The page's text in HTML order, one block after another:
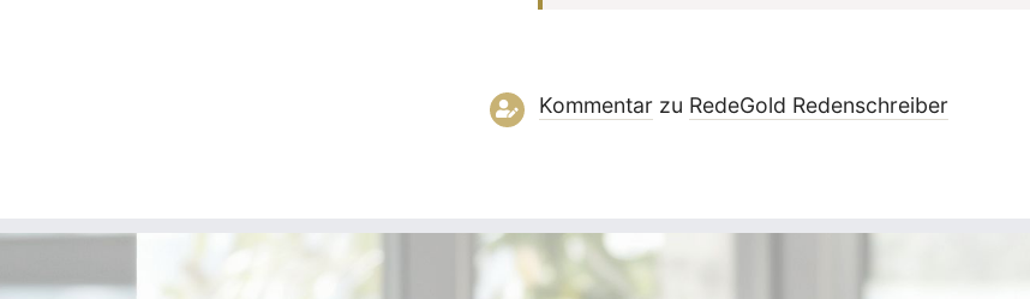
Kommentarzu RedeGold Reden­schreiber